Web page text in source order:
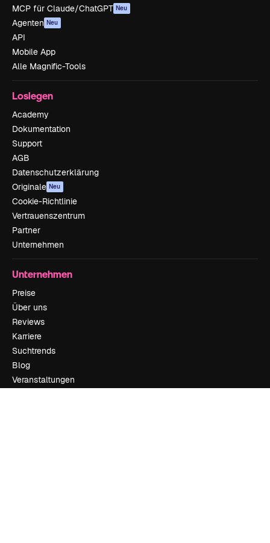
MCP für Claude/ChatGPT Neu
Agenten Neu
API
Mobile App
Alle Magnific-Tools
Loslegen
Academy
Dokumentation
Support
AGB
Datenschutzerklärung
Originale Neu
Cookie-Richtlinie
Vertrauenszentrum
Partner
Unternehmen
Unternehmen
Preise
Über uns
Reviews
Karriere
Suchtrends
Blog
Veranstaltungen